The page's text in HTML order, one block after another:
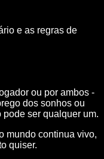
e as regras de
ou por ambos -
dos sonhos ou
ser qualquer um.
mundo continua vivo,
quiser.